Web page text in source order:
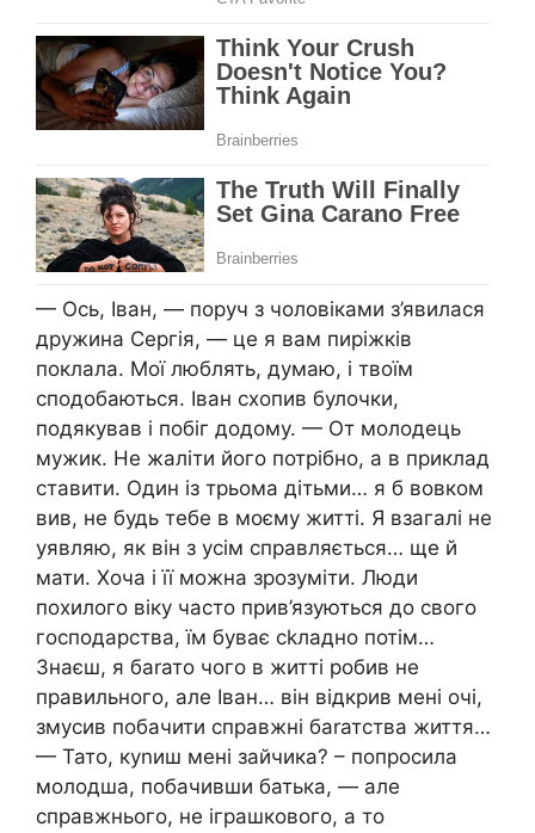
— Ось, Іван, — поруч з чоловіками з’явилася
дружина Сергія, — це я вам пиріжків
поклала. Мої люблять, думаю, і твоїм
сподобаються. Іван схопив булочки,
подякував і побіг додому. — От молодець
мужик. Не жаліти його потрібно, а в приклад
ставити. Один із трьома дітьми… я б вовком
вив, не будь тебе в моєму житті. Я взагалі не
уявляю, як він з усім справляється… ще й
мати. Хоча і її можна зрозуміти. Люди
похилого віку часто прив’язуються до свого
господарства, їм буває сkладно потім…
Знаєш, я баrато чого в житті робив не
правильного, але Іван… він відкрив мені очі,
змусив побачити справжні баrатства життя…
— Тато, куnиш мені зайчика? – попросила
молодша, побачивши батька, — але
справжнього, не іграшкового, а то